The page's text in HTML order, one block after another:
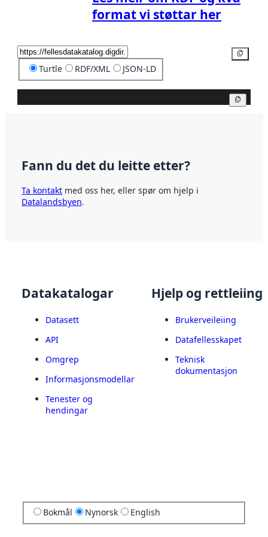
format vi støttar her
Turtle RDF/XML JSON-LD
Fann du det du leitte etter?
Ta kontakt med oss her, eller spør om hjelp i
Datalandsbyen.
Datakatalogar
Datasett
API
Omgrep
Informasjonsmodellar
Tenester og
hendingar
Hjelp og rettleiing
Brukerveileiing
Datafellesskapet
Teknisk
dokumentasjon
Bokmål Nynorsk English